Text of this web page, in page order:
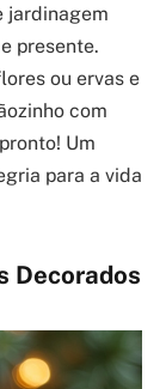
jardinagem
presente.
ou ervas e
com
Um
para a vida
Decorados